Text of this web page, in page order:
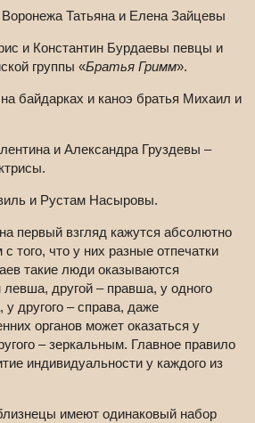
Татьяна и Елена Зайцевы
и Константин Бурдаевы певцы и
группы «Братья Гримм».
байдарках и каноэ братья Михаил и
и Александра Груздевы –
и Рустам Насыровы.
первый взгляд кажутся абсолютно
того, что у них разные отпечатки
такие люди оказываются
левша, другой – правша, у одного
другого – справа, даже
органов может оказаться у
– зеркальным. Главное правило
индивидуальности у каждого из
имеют одинаковый набор